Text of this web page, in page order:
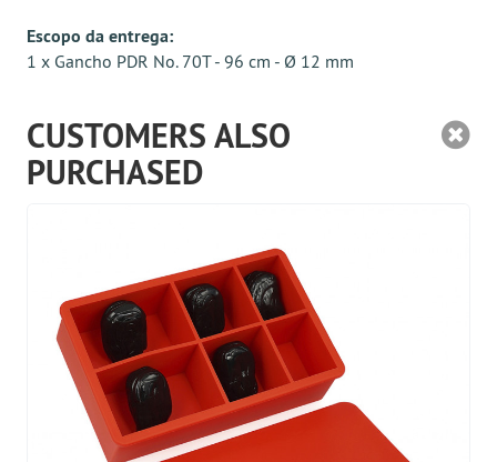
Escopo da entrega:
1 x Gancho PDR No. 70T - 96 cm - Ø 12 mm
CUSTOMERS ALSO
PURCHASED